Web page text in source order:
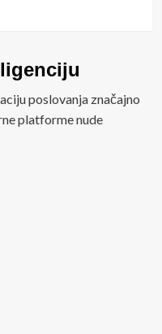
poslovanja značajno
platforme nude